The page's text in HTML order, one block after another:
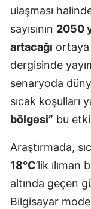
ulaşması
sayısının 2050
artacağı
dergisinde
senaryoda
sıcak koşulları
bölgesi” bu
Araştırmada,
18°C’lik
altında geçen
Bilgisayar